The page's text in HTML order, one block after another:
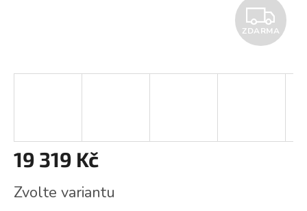
Z
D
A
ZDARMA
19 319 Kč
cena:
Zvolte variantu